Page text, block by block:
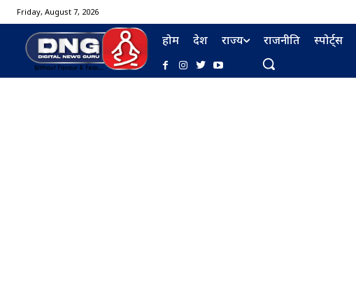
Friday, August 7, 2026
होम देश राज्य राजनीति स्पोर्ट्स